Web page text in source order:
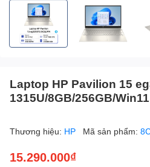
Laptop HP Pavilion 15
1315U/8GB/256GB/Win11
Thương hiệu: HP Mã sản phẩm:
15.290.000₫